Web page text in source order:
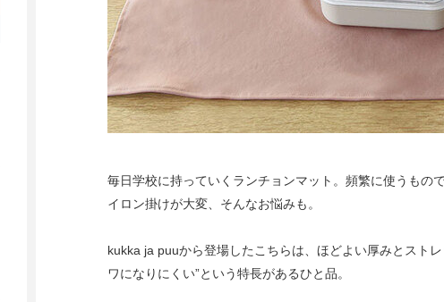
毎日学校に持っていくランチョンマット。頻繁に使うもの
イロン掛けが大変、そんなお悩みも。
kukka ja puuから登場したこちらは、ほどよい厚みとスト
ワになりにくい”という特長があるひと品。